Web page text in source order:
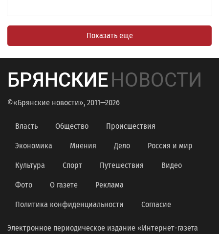
Показать еще
БРЯНСКИЕНОВОСТИ
©«Брянские новости», 2011—2026
Власть Общество Происшествия
Экономика Мнения Дело Россия и мир
Культура Спорт Путешествия Видео
Фото О газете Реклама
Политика конфиденциальности Согласие
Электронное периодическое издание «Интернет-газета